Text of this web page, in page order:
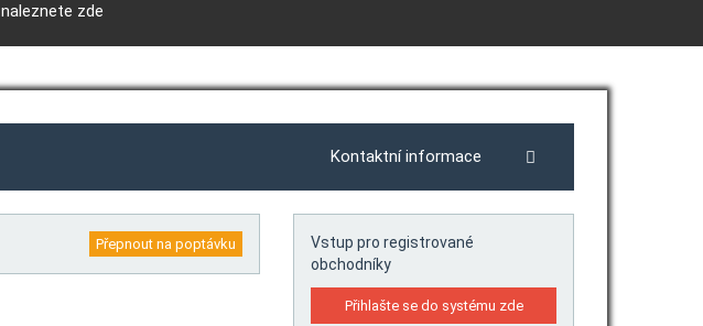
naleznete zde
Kontaktní informace
Vstup pro registrované
obchodníky
Přihlašte se do systému zde